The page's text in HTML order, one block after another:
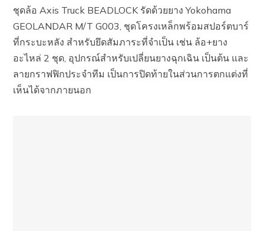
ชุดล้อ Axis Truck BEADLOCK รัดด้วยยาง Yokohama
GEOLANDAR M/T G003, ชุดโครงเหล็กพร้อมสปอร์ตบาร์
ที่กระบะหลัง สำหรับยึดสัมภาระที่จำเป็น เช่น ล้อ+ยาง
อะไหล่ 2 ชุด, อุปกรณ์สำหรับเปลี่ยนยางฉุกเฉิน เป็นต้น และ
ลายกราฟฟิกประจำทีม เป็นการปิดท้ายในส่วนการตกแต่งที่
เห็นได้จากภายนอก